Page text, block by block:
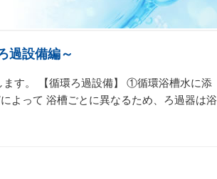
過設備編～
す。 【循環ろ過設備】 ①循環浴槽水に添
よって 浴槽ごとに異なるため、ろ過器は浴